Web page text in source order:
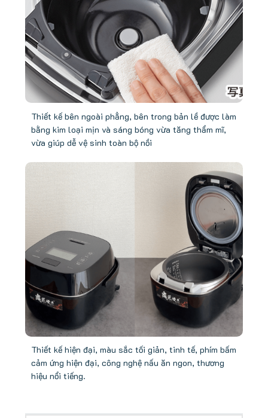
Thiết kế bên ngoài phẳng, bên trong bản lề được làm
bằng kim loại mịn và sáng bóng vừa tăng thẩm mĩ,
vừa giúp dễ vệ sinh toàn bộ nồi
Thiết kế hiện đại, màu sắc tối giản, tinh tế, phím bấm
cảm ứng hiện đại, công nghệ nấu ăn ngon, thương
hiệu nổi tiếng.